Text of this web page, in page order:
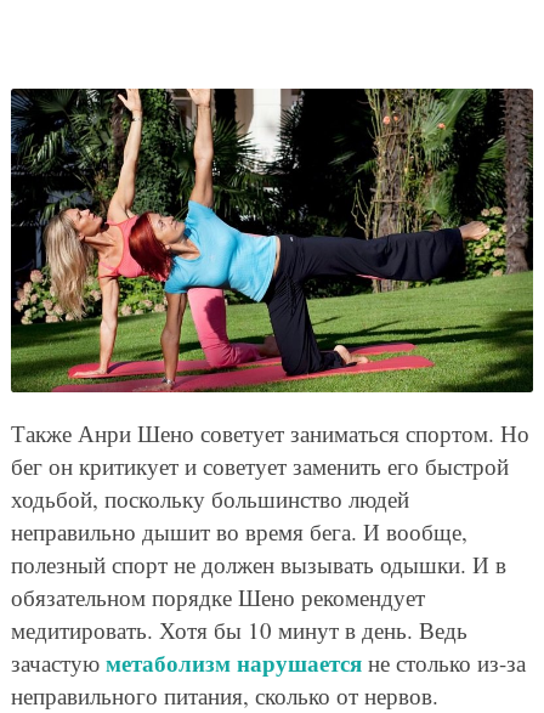
Также Анри Шено советует заниматься спортом. Но
бег он критикует и советует заменить его быстрой
ходьбой, поскольку большинство людей
неправильно дышит во время бега. И вообще,
полезный спорт не должен вызывать одышки. И в
обязательном порядке Шено рекомендует
медитировать. Хотя бы 10 минут в день. Ведь
зачастую метаболизм нарушаетсяне столько из-за
неправильного питания, сколько от нервов.